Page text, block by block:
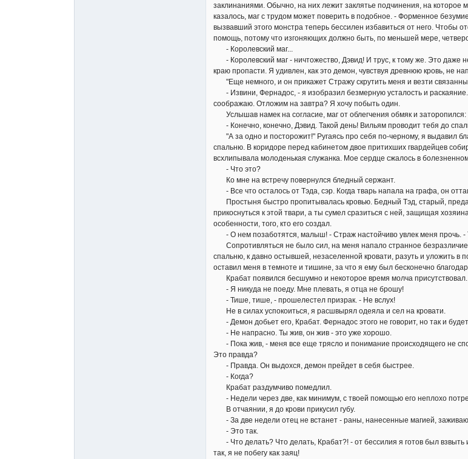
заклинаниями. Обычно, на них лежит заклятье подчинения, на которое
казалось, маг с трудом может поверить в подобное. - Форменное
вызвавший этого монстра теперь бессилен избавиться от него.
помощь, потому что изгоняющих должно быть, по меньшей мере,
- Королевский маг...
- Королевский маг - ничтожество, Дэвид! И трус, к тому же. Это даже
краю пропасти. Я удивлен, как это демон, чувствуя древнюю кровь, не
"Еще немного, и он прикажет Стражу скрутить меня и везти
- Извини, Фернадос, - я изобразил безмерную усталость и
соображаю. Отложим на завтра? Я хочу побыть один.
Услышав намек на согласие, маг от облегчения обмяк и заторопился:
- Конечно, конечно, Дэвид. Такой день! Вильям проводит тебя до
"А за одно и посторожит!" Ругаясь про себя по-черному, я выдавил
спальню. В коридоре перед кабинетом двое притихших гвардейцев
всхлипывала молоденькая служанка. Мое сердце сжалось в
- Что это?
Ко мне на встречу повернулся бледный сержант.
- Все что осталось от Тэда, сэр. Когда тварь напала на графа, он
Простыня быстро пропитывалась кровью. Бедный Тэд, старый,
прикоснуться к этой твари, а ты сумел сразиться с ней, защищая
особенности, того, кто его создал.
- О нем позаботятся, малыш! - Страж настойчиво увлек меня прочь. -
Сопротивляться не было сил, на меня напало странное безразличие,
спальню, к давно остывшей, незаселенной кровати, разуть и уложить в
оставил меня в темноте и тишине, за что я ему был бесконечно
Крабат появился бесшумно и некоторое время молча
- Я никуда не поеду. Мне плевать, я отца не брошу!
- Тише, тише, - прошелестел призрак. - Не вслух!
Не в силах успокоиться, я расшвырял одеяла и сел на кровати.
- Демон добьет его, Крабат. Фернадос этого не говорит, но так и
- Не напрасно. Ты жив, он жив - это уже хорошо.
- Пока жив, - меня все еще трясло и понимание происходящего не
Это правда?
- Правда. Он выдохся, демон прейдет в себя быстрее.
- Когда?
Крабат раздумчиво помедлил.
- Недели через две, как минимум, с твоей помощью его неплохо
В отчаянии, я до крови прикусил губу.
- За две недели отец не встанет - раны, нанесенные магией,
- Это так.
- Что делать? Что делать, Крабат?! - от бессилия я готов был
так, я не побегу как заяц!